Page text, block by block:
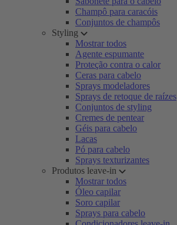
Champô para caracóis
Conjuntos de champôs
Styling
Mostrar todos
Agente espumante
Proteção contra o calor
Ceras para cabelo
Sprays modeladores
Sprays de retoque de raízes
Conjuntos de styling
Cremes de pentear
Géis para cabelo
Lacas
Pó para cabelo
Sprays texturizantes
Produtos leave-in
Mostrar todos
Óleo capilar
Soro capilar
Sprays para cabelo